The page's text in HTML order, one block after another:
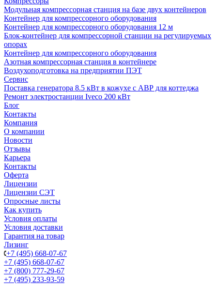
Модульная компрессорная станция на базе двух контейнеров
Контейнер для компрессорного оборудования
Контейнер для компрессорного оборудования 12 м
Блок-контейнер для компрессорной станции на регулируемых
опорах
Контейнер для компрессорного оборудования
Азотная компрессорная станция в контейнере
Воздухоподготовка на предприятии ПЭТ
Сервис
Поставка генератора 8.5 кВт в кожухе с АВР для коттеджа
Ремонт электростанции Iveco 200 кВт
Блог
Контакты
Компания
О компании
Новости
Отзывы
Карьера
Контакты
Оферта
Лицензии
Лицензии СЭТ
Опросные листы
Как купить
Условия оплаты
Условия доставки
Гарантия на товар
Лизинг
+7 (495) 668-07-67
+7 (495) 668-07-67
+7 (800) 777-29-67
+7 (495) 233-93-59